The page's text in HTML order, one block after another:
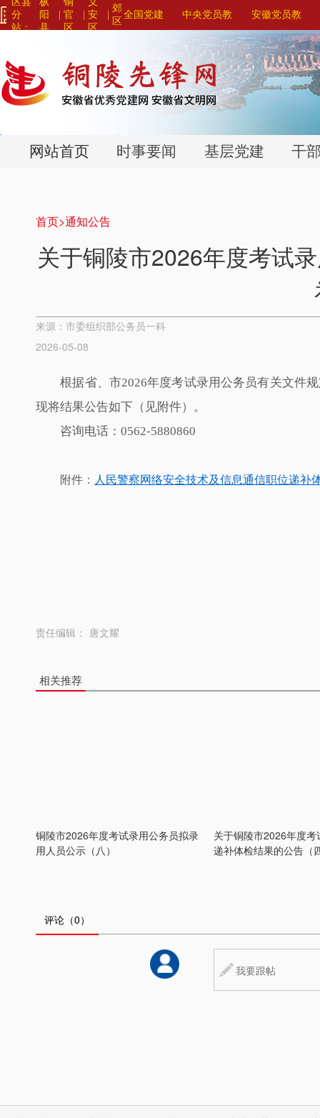
分
站：
阳
县
官
区
|安
区
|
郊
区
全国党建 中央党员教
育系列平台>
>
安徽党员教
育系列平台>
>
网站首页 时事要闻 基层党建 干
首页>通知公告
关于铜陵市2026年度考试
来源：市委组织部公务员一科
2026-05-08
根据省、市2026年度考试录用公务员有关文件规
现将结果公告如下（见附件）。
咨询电话：0562-5880860
附件： 人民警察网络安全技术及信息通信职位递补
责任编辑： 唐文耀
相关推荐
铜陵市2026年度考试录用公务员拟录
用人员公示（八）
关于铜陵市2026年度
递补体检结果的公告（
评论 （0）